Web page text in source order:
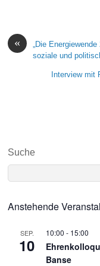
«
„Die
soziale und
Interview mit
Suche
Anstehende
SEP.
10
10:00 - 15:00
Banse